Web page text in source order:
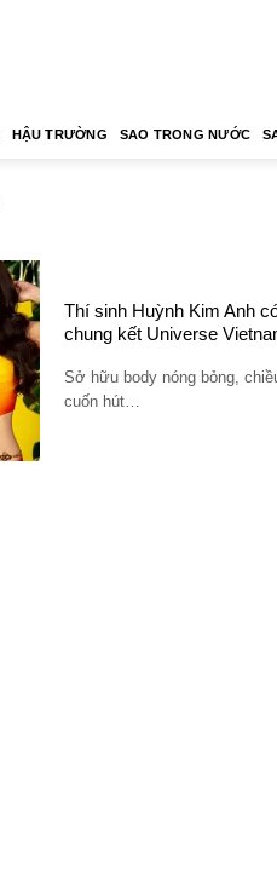
HẬU TRƯỜNG SAO TRONG NƯỚC
Thí sinh Huỳnh Kim Anh
chung kết Universe
Sở hữu body nóng bỏng,
cuốn hút…